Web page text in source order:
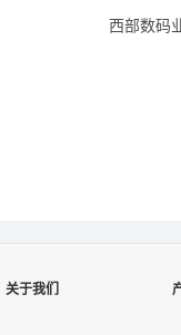
西部数码
关于我们